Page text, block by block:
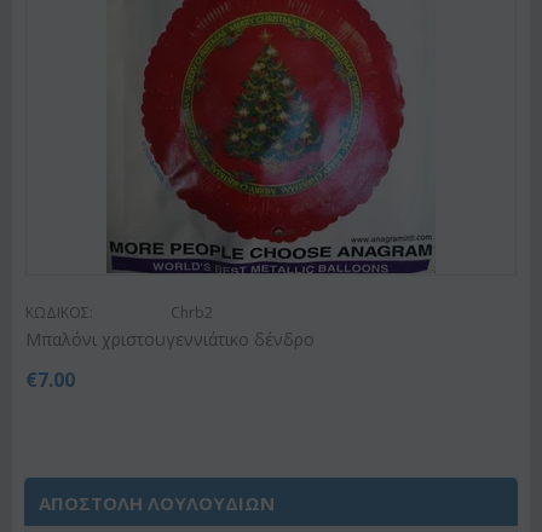
ΚΩΔΙΚΟΣ: Chrb2
Μπαλόνι χριστουγεννιάτικο δένδρο
€7.00
ΑΠΟΣΤΟΛΗ ΛΟΥΛΟΥΔΙΩΝ